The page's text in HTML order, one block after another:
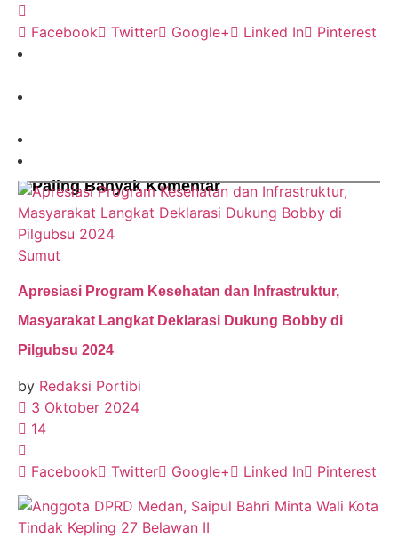
Facebook Twitter Google+ Linked In Pinterest
Paling Banyak Komentar
Sumut
Apresiasi Program Kesehatan dan Infrastruktur,
Masyarakat Langkat Deklarasi Dukung Bobby di
Pilgubsu 2024
by Redaksi Portibi
3 Oktober 2024
14
Facebook Twitter Google+ Linked In Pinterest